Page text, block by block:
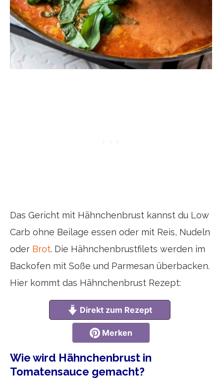
Das Gericht mit Hähnchenbrust kannst du Low
Carb ohne Beilage essen oder mit Reis, Nudeln
oder Brot. Die Hähnchenbrustfilets werden im
Backofen mit Soße und Parmesan überbacken.
Hier kommt das Hähnchenbrust Rezept:
Direkt zum Rezept
Merken
Wie wird Hähnchenbrust in
Tomatensauce gemacht?